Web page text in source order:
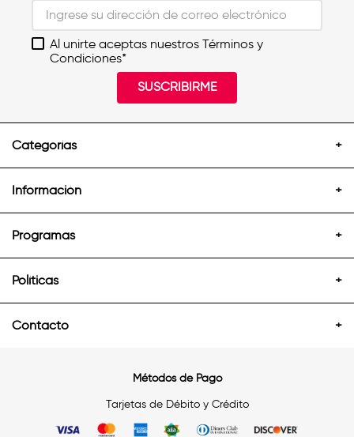
Al unirte aceptas nuestros Términos y
Condiciones*
SUSCRIBIRME
Categorías +
Información +
Programas +
Políticas +
Contacto +
Métodos de Pago
Tarjetas de Débito y Crédito